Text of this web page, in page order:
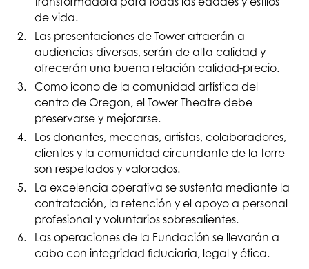
de vida.
Las presentaciones de Tower atraerán a
audiencias diversas, serán de alta calidad y
ofrecerán una buena relación calidad-precio.
Como ícono de la comunidad artística del
centro de Oregon, el Tower Theatre debe
preservarse y mejorarse.
Los donantes, mecenas, artistas, colaboradores,
clientes y la comunidad circundante de la torre
son respetados y valorados.
La excelencia operativa se sustenta mediante la
contratación, la retención y el apoyo a personal
profesional y voluntarios sobresalientes.
Las operaciones de la Fundación se llevarán a
cabo con integridad fiduciaria, legal y ética.